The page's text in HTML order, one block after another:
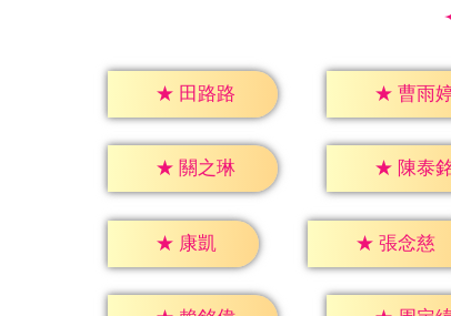
★ 田路路 ★ 曹雨
★ 關之琳 ★ 陳泰
★ 康凱 ★ 張念慈